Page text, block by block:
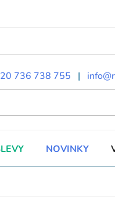
736 738 755 |
NOVINKY